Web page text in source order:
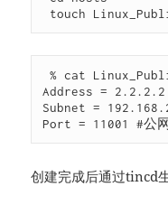
touch
% cat Linux_Public_Node
Address = 2.2.2.2
Subnet =
Port = 11001 #公
创建完成后通过tincd